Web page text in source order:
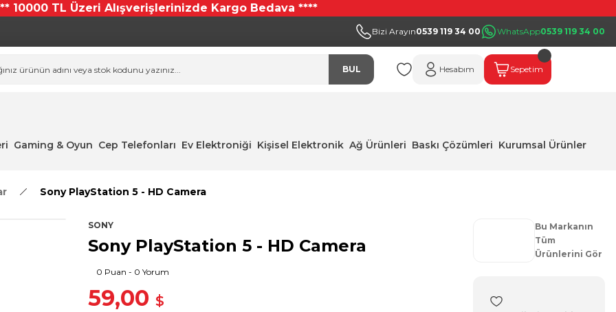
10000 TL Üzeri Alışverişlerinizde Kargo Bedava ****
Bizi Arayın0539 119 34 00 WhatsApp0539 119 34 00
BUL Hesabım Sepetim
Gaming & Oyun Cep Telefonları Ev Elektroniği Kişisel Elektronik Ağ Ürünleri Baskı Çözümleri Kurumsal Ürünler
Sony PlayStation 5 - HD Camera
SONY
Sony PlayStation 5 - HD Camera
0 Puan - 0 Yorum
59,00 $
Bu Markanın
Tüm
Ürünlerini Gör